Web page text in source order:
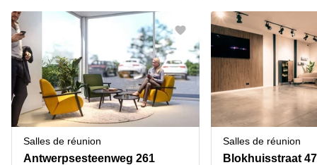
Salles de réunion
Antwerpsesteenweg 261
Salles de réunion
Blokhuisstraat